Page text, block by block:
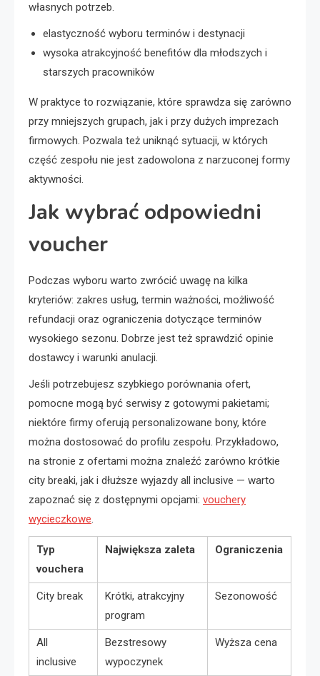
własnych potrzeb.
elastyczność wyboru terminów i destynacji
wysoka atrakcyjność benefitów dla młodszych i
starszych pracowników
W praktyce to rozwiązanie, które sprawdza się zarówno
przy mniejszych grupach, jak i przy dużych imprezach
firmowych. Pozwala też uniknąć sytuacji, w których
część zespołu nie jest zadowolona z narzuconej formy
aktywności.
Jak wybrać odpowiedni
voucher
Podczas wyboru warto zwrócić uwagę na kilka
kryteriów: zakres usług, termin ważności, możliwość
refundacji oraz ograniczenia dotyczące terminów
wysokiego sezonu. Dobrze jest też sprawdzić opinie
dostawcy i warunki anulacji.
Jeśli potrzebujesz szybkiego porównania ofert,
pomocne mogą być serwisy z gotowymi pakietami;
niektóre firmy oferują personalizowane bony, które
można dostosować do profilu zespołu. Przykładowo,
na stronie z ofertami można znaleźć zarówno krótkie
city breaki, jak i dłuższe wyjazdy all inclusive — warto
zapoznać się z dostępnymi opcjami: vouchery
wycieczkowe.
Typ
vouchera
Największa zaleta Ograniczenia
City break
Krótki, atrakcyjny
program
Sezonowość
All
inclusive
Bezstresowy
wypoczynek
Wyższa cena